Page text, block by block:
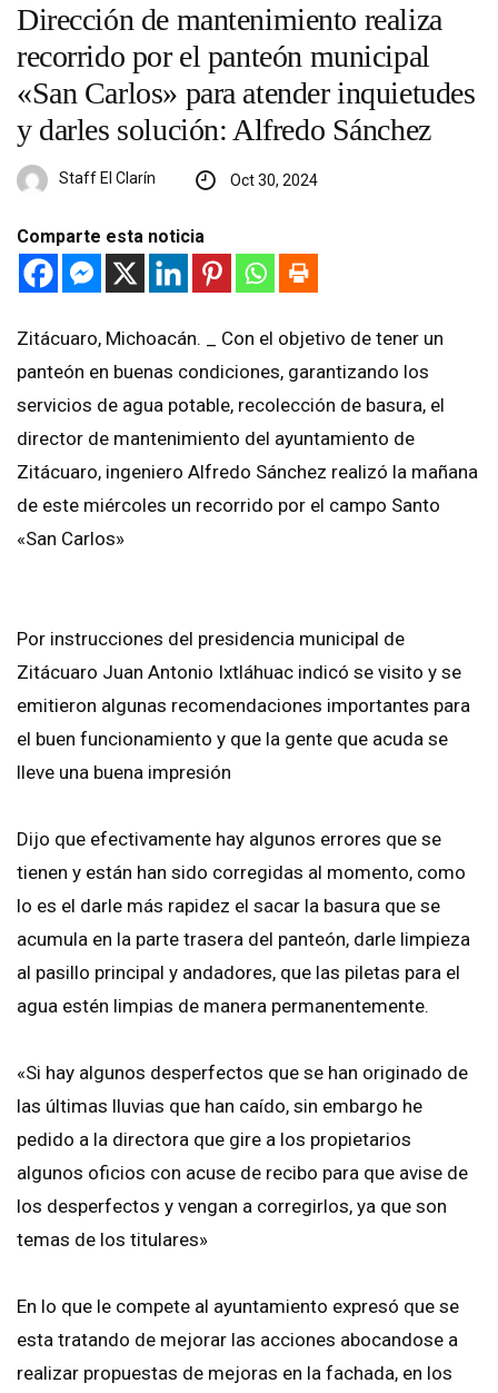
Dirección de mantenimiento realiza
recorrido por el panteón municipal
«San Carlos» para atender inquietudes
y darles solución: Alfredo Sánchez
Staff El Clarín Oct 30, 2024
Comparte esta noticia
Zitácuaro, Michoacán. _ Con el objetivo de tener un
panteón en buenas condiciones, garantizando los
servicios de agua potable, recolección de basura, el
director de mantenimiento del ayuntamiento de
Zitácuaro, ingeniero Alfredo Sánchez realizó la mañana
de este miércoles un recorrido por el campo Santo
«San Carlos»
Por instrucciones del presidencia municipal de
Zitácuaro Juan Antonio Ixtláhuac indicó se visito y se
emitieron algunas recomendaciones importantes para
el buen funcionamiento y que la gente que acuda se
lleve una buena impresión
Dijo que efectivamente hay algunos errores que se
tienen y están han sido corregidas al momento, como
lo es el darle más rapidez el sacar la basura que se
acumula en la parte trasera del panteón, darle limpieza
al pasillo principal y andadores, que las piletas para el
agua estén limpias de manera permanentemente.
«Si hay algunos desperfectos que se han originado de
las últimas lluvias que han caído, sin embargo he
pedido a la directora que gire a los propietarios
algunos oficios con acuse de recibo para que avise de
los desperfectos y vengan a corregirlos, ya que son
temas de los titulares»
En lo que le compete al ayuntamiento expresó que se
esta tratando de mejorar las acciones abocandose a
realizar propuestas de mejoras en la fachada, en los